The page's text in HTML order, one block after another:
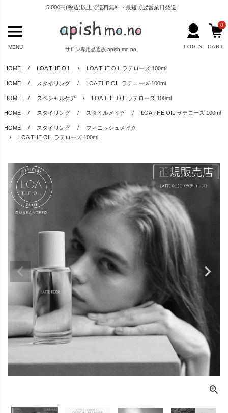
5,000円(税込)以上で送料無料・最短で翌営業日発送！
サロン専用品通販 apish mo.no
MENU LOGIN CART
0
HOME LOA THE OIL LOA THE OIL ラテローズ 100ml
HOME スタイリング LOA THE OIL ラテローズ 100ml
HOME スペシャルケア LOA THE OIL ラテローズ 100ml
HOME スタイリング スタイルメイク LOA THE OIL ラテローズ 100ml
HOME スタイリング
フィニッシュメイク
LOA THE OIL ラテローズ 100ml